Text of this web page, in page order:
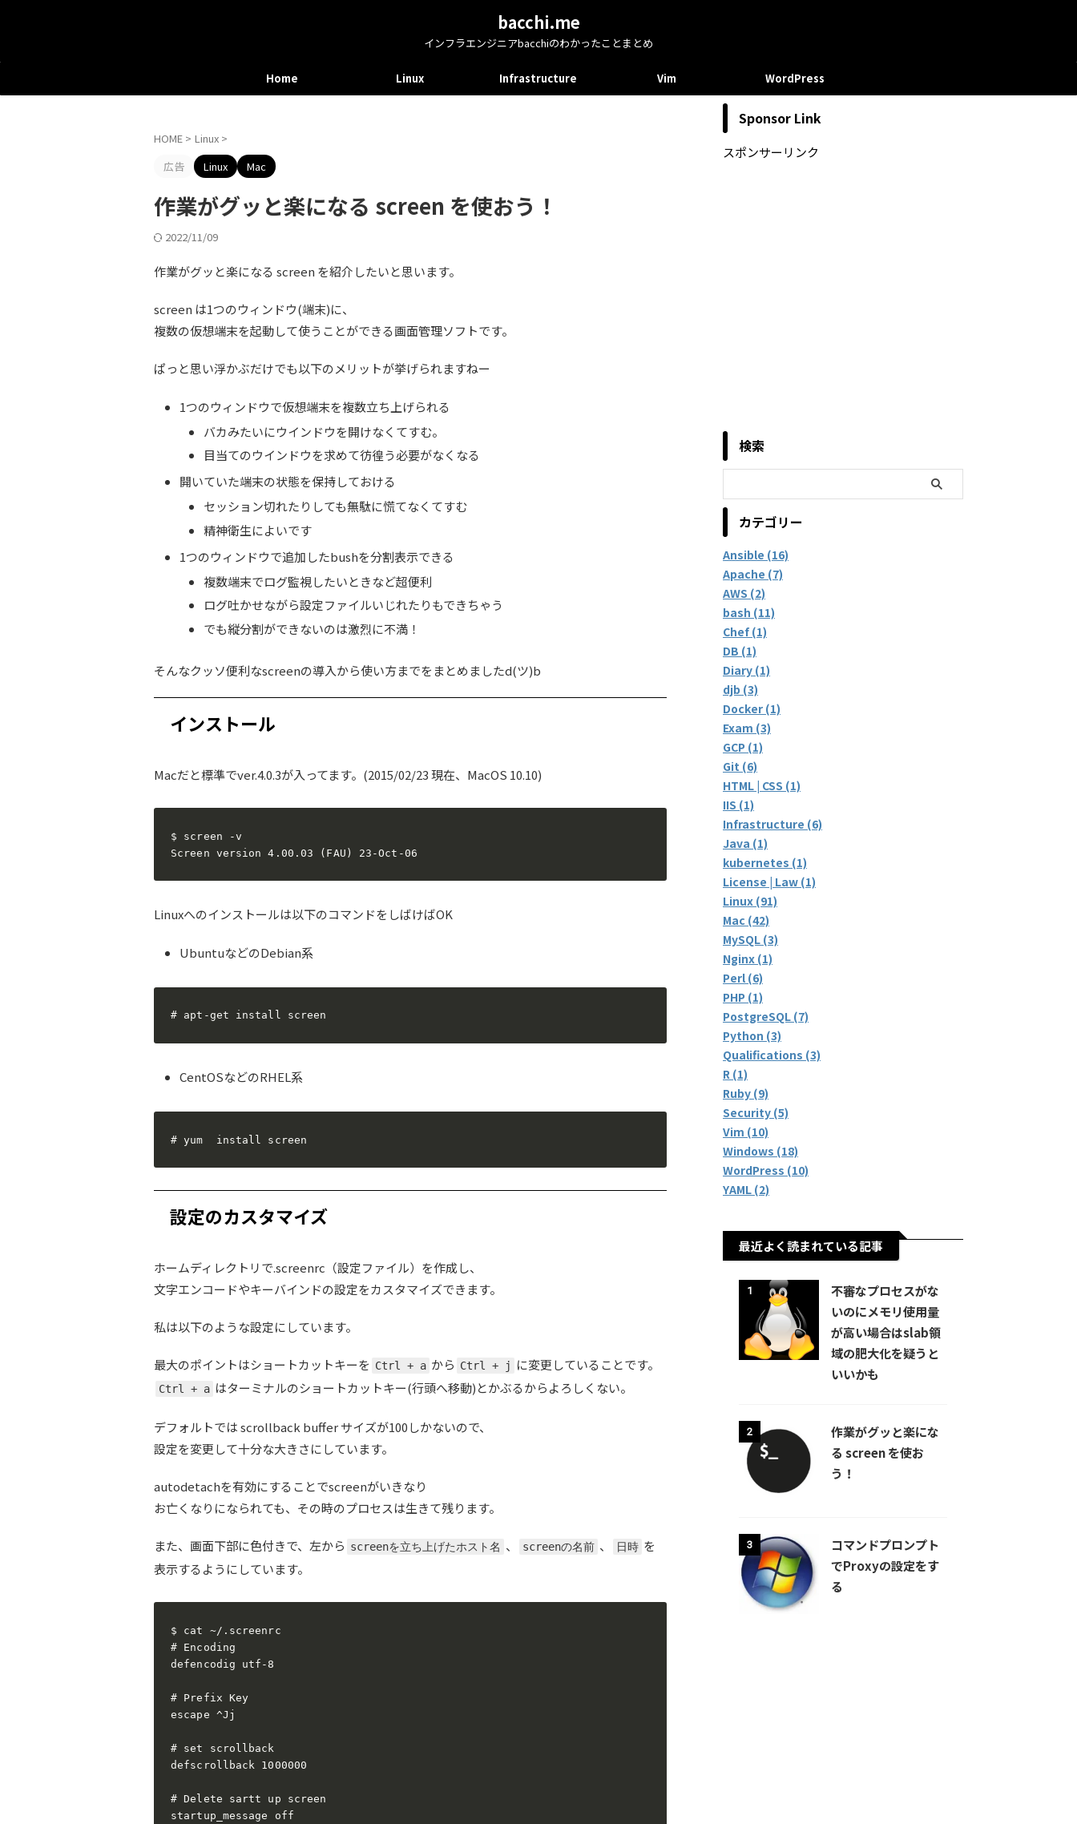
bacchi.me
インフラエンジニアbacchiのわかったことまとめ
Home Linux Infrastructure Vim WordPress
HOME > Linux >
広告
Linux Mac
作業がグッと楽になる screen を使おう！
2022/11/09
作業がグッと楽になる screen を紹介したいと思います。
screen は1つのウィンドウ(端末)に、
複数の仮想端末を起動して使うことができる画面管理ソフトです。
ぱっと思い浮かぶだけでも以下のメリットが挙げられますねー
1つのウィンドウで仮想端末を複数立ち上げられる
バカみたいにウインドウを開けなくてすむ。
目当てのウインドウを求めて彷徨う必要がなくなる
開いていた端末の状態を保持しておける
セッション切れたりしても無駄に慌てなくてすむ
精神衛生によいです
1つのウィンドウで追加したbushを分割表示できる
複数端末でログ監視したいときなど超便利
ログ吐かせながら設定ファイルいじれたりもできちゃう
でも縦分割ができないのは激烈に不満！
そんなクッソ便利なscreenの導入から使い方までをまとめましたd(ツ)b
インストール
Macだと標準でver.4.0.3が入ってます。(2015/02/23 現在、MacOS 10.10)
$ screen -v
Screen version 4.00.03 (FAU) 23-Oct-06
Linuxへのインストールは以下のコマンドをしばけばOK
UbuntuなどのDebian系
# apt-get install screen
CentOSなどのRHEL系
# yum  install screen
設定のカスタマイズ
ホームディレクトリで.screenrc（設定ファイル）を作成し、
文字エンコードやキーバインドの設定をカスタマイズできます。
私は以下のような設定にしています。
最大のポイントはショートカットキーを Ctrl + a から Ctrl + j に変更していることです。
Ctrl + a はターミナルのショートカットキー(行頭へ移動)とかぶるからよろしくない。
デフォルトでは scrollback buffer サイズが100しかないので、
設定を変更して十分な大きさにしています。
autodetachを有効にすることでscreenがいきなり
お亡くなりになられても、その時のプロセスは生きて残ります。
また、画面下部に色付きで、左から screenを立ち上げたホスト名 、 screenの名前 、 日時 を
表示するようにしています。
$ cat ~/.screenrc
# Encoding
defencodig utf-8
# Prefix Key
escape ^Jj
# set scrollback
defscrollback 1000000
# Delete sartt up screen
startup_message off
Sponsor Link
スポンサーリンク
検索
カテゴリー
Ansible (16)
Apache (7)
AWS (2)
bash (11)
Chef (1)
DB (1)
Diary (1)
djb (3)
Docker (1)
Exam (3)
GCP (1)
Git (6)
HTML | CSS (1)
IIS (1)
Infrastructure (6)
Java (1)
kubernetes (1)
License | Law (1)
Linux (91)
Mac (42)
MySQL (3)
Nginx (1)
Perl (6)
PHP (1)
PostgreSQL (7)
Python (3)
Qualifications (3)
R (1)
Ruby (9)
Security (5)
Vim (10)
Windows (18)
WordPress (10)
YAML (2)
最近よく読まれている記事
1
不審なプロセスがな
いのにメモリ使用量
が高い場合はslab領
域の肥大化を疑うと
いいかも
2
作業がグッと楽にな
る screen を使お
う！
3
コマンドプロンプト
でProxyの設定をす
る